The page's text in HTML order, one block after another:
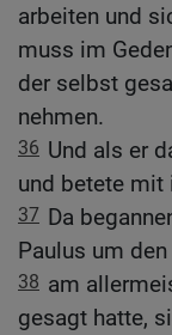
arbeiten und
muss im
der selbst
nehmen.
36 Und als er
und betete mit
37 Da
Paulus um
38 am
gesagt hatte,